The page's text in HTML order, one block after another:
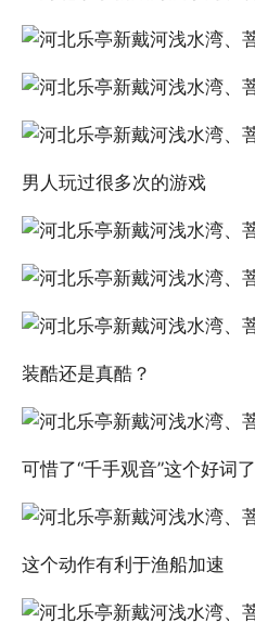
男人玩过很多次的游戏
装酷还是真酷？
可惜了“千手观音”这个好词了
这个动作有利于渔船加速